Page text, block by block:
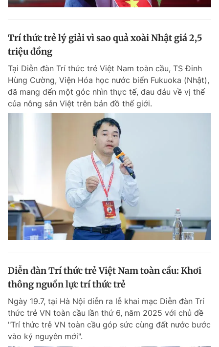
Trí thức trẻ lý giải vì sao quả xoài Nhật giá 2,5
triệu đồng
Tại Diễn đàn Trí thức trẻ Việt Nam toàn cầu, TS Đinh
Hùng Cường, Viện Hóa học nước biển Fukuoka (Nhật),
đã mang đến một góc nhìn thực tế, đau đáu về vị thế
của nông sản Việt trên bản đồ thế giới.
Diễn đàn Trí thức trẻ Việt Nam toàn cầu: Khơi
thông nguồn lực trí thức trẻ
Ngày 19.7, tại Hà Nội diễn ra lễ khai mạc Diễn đàn Trí
thức trẻ VN toàn cầu lần thứ 6, năm 2025 với chủ đề
"Trí thức trẻ VN toàn cầu góp sức cùng đất nước bước
vào kỷ nguyên mới".